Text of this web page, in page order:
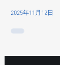
2025年11月12日